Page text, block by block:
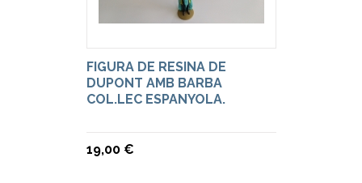
FIGURA DE RESINA DE
DUPONT AMB BARBA
COL.LEC ESPANYOLA.
19,00 €